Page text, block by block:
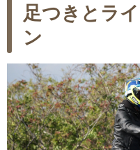
足つきとラ
ン